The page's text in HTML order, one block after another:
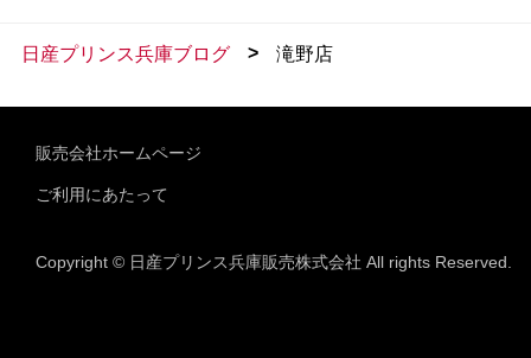
日産プリンス兵庫ブログ > 滝野店
販売会社ホームページ
ご利用にあたって
Copyright © 日産プリンス兵庫販売株式会社 All rights Reserved.